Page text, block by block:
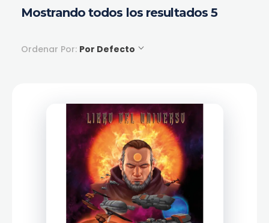
Mostrando todos los resultados 5
Ordenar Por: Por Defecto